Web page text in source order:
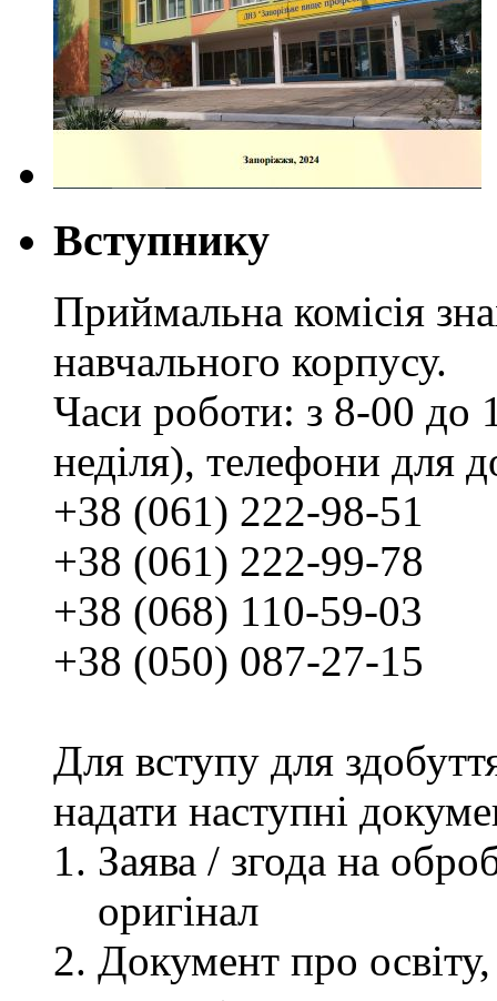
Вступнику
Приймальна комісія
навчального корпусу.
Часи роботи: з 8-00 до
неділя), телефони для
+38 (061) 222-98-51
+38 (061) 222-99-78
+38 (068) 110-59-03
+38 (050) 087-27-15
Для вступу для
надати наступні
Заява / згода на
оригінал
Документ про освіту,